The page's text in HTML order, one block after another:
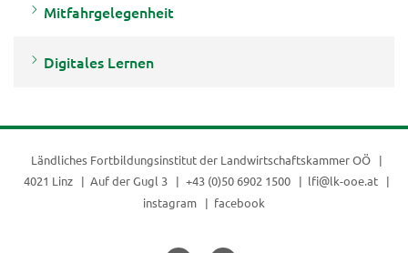
Mitfahrgelegenheit
Digitales Lernen
Ländliches Fortbildungsinstitut der Landwirtschaftskammer OÖ
4021 Linz
Auf der Gugl 3 +43 (0)50 6902 1500
lfi@lk-ooe.at
instagram
facebook